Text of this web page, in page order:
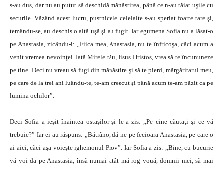
s-au dus, dar nu au putut să deschidă mănăstirea, până ce n-au tăiat uşile cu
securile. Văzând acest lucru, pustnicele celelalte s-au speriat foarte tare şi,
temându-se, au deschis o altă uşă şi au fugit. Iar egumena Sofia nu a lăsat-o
pe Anastasia, zicându-i: „Fiica mea, Anastasia, nu te înfricoşa, căci acum a
venit vremea nevoinţei. Iată Mirele tău, Iisus Hristos, vrea să te încununeze
pe tine. Deci nu vreau să fugi din mănăstire şi să te pierd, mărgăritarul meu,
pe care de la trei ani luându-te, te-am crescut şi până acum te-am păzit ca pe
lumina ochilor”.
Deci Sofia a ieşit înaintea ostaşilor şi le-a zis: „Pe cine căutaţi şi ce vă
trebuie?” Iar ei au răspuns: „Bătrâno, dă-ne pe fecioara Anastasia, pe care o
ai aici, căci aşa voieşte ighemonul Prov”. Iar Sofia a zis: „Bine, cu bucurie
vă voi da pe Anastasia, însă numai atât mă rog vouă, domnii mei, să mai